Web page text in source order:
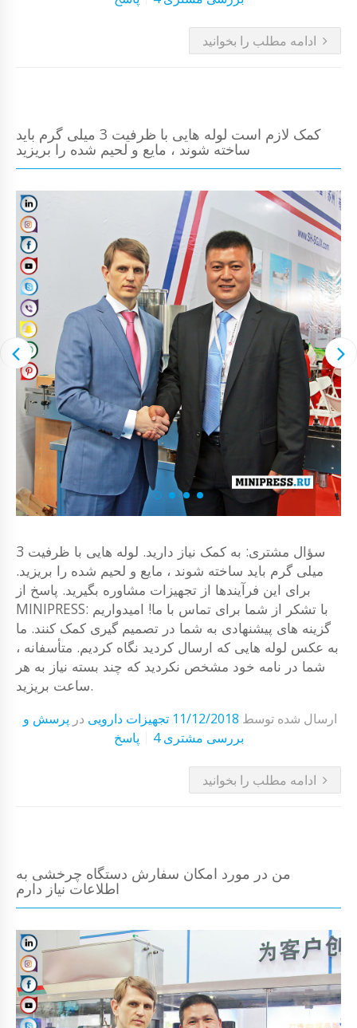
ادامه مطلب را بخوانید
کمک لازم است لوله هایی با ظرفیت 3 میلی گرم باید
ساخته شوند ، مایع و لحیم شده را بریزید
سؤال مشتری: به کمک نیاز دارید. لوله هایی با ظرفیت 3
میلی گرم باید ساخته شوند ، مایع و لحیم شده را بریزید.
برای این فرآیندها از تجهیزات مشاوره بگیرید. پاسخ از
MINIPRESS: با تشکر از شما برای تماس با ما! امیدواریم
گزینه های پیشنهادی به شما در تصمیم گیری کمک کنند. ما
به عکس لوله هایی که ارسال کردید نگاه کردیم. متأسفانه ،
شما در نامه خود مشخص نکردید که چند بسته نیاز به هر
ساعت بریزید.
ارسال شده توسط 11/12/2018 تجهیزات دارویی در پرسش و
پاسخ
4 بررسی مشتری
ادامه مطلب را بخوانید
من در مورد امکان سفارش دستگاه چرخشی به
اطلاعات نیاز دارم